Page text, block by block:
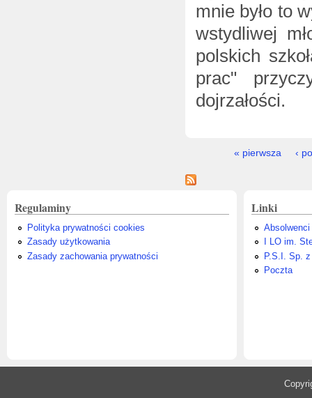
mnie było to
wstydliwej
polskich
prac"
dojrzałości.
« pierwsza ‹
Regulaminy
Polityka prywatności cookies
Zasady użytkowania
Zasady zachowania prywatności
Linki
Absolwenci
I LO im.
P.S.I. Sp.
Poczta